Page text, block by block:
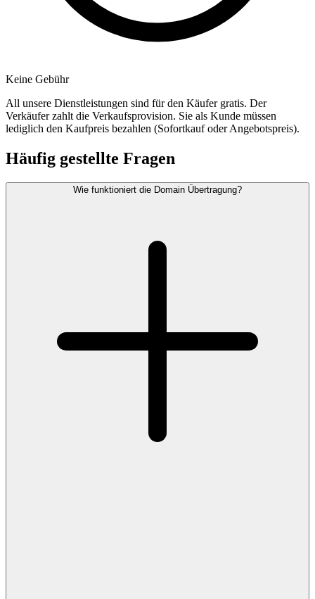
Keine Gebühr
All unsere Dienstleistungen sind für den Käufer gratis. Der
Verkäufer zahlt die Verkaufsprovision. Sie als Kunde müssen
lediglich den Kaufpreis bezahlen (Sofortkauf oder Angebotspreis).
Häufig gestellte Fragen
Wie funktioniert die Domain Übertragung?